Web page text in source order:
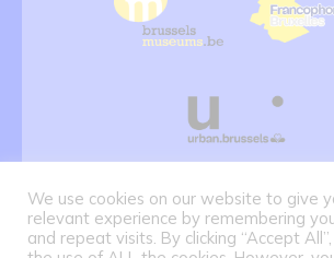
We use cookies on our website to give
relevant experience by remembering
and repeat visits. By clicking “Accept